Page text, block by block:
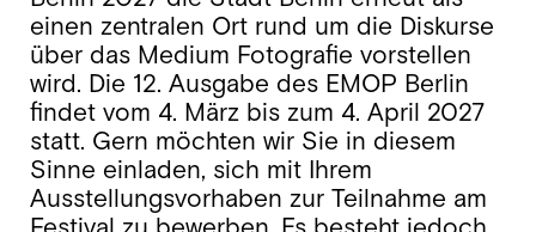
einen zentralen Ort rund um die Diskurse
über das Medium Fotografie vorstellen
wird. Die 12. Ausgabe des EMOP Berlin
findet vom 4. März bis zum 4. April 2027
statt. Gern möchten wir Sie in diesem
Sinne einladen, sich mit Ihrem
Ausstellungsvorhaben zur Teilnahme am